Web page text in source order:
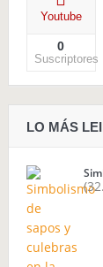
Youtube
0
Suscriptores
LO MÁS